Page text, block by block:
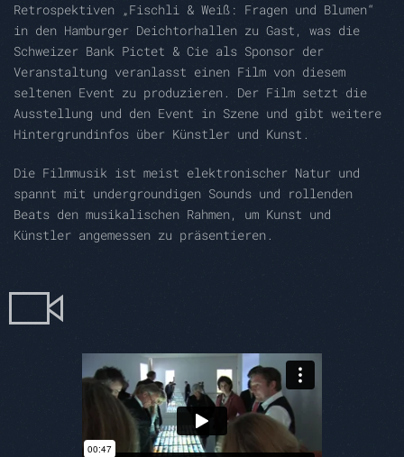
Retrospektiven „Fischli & Weiß: Fragen und Blumen“
in den Hamburger Deichtorhallen zu Gast, was die
Schweizer Bank Pictet & Cie als Sponsor der
Veranstaltung veranlasst einen Film von diesem
seltenen Event zu produzieren. Der Film setzt die
Ausstellung und den Event in Szene und gibt weitere
Hintergrundinfos über Künstler und Kunst.
Die Filmmusik ist meist elektronischer Natur und
spannt mit undergroundigen Sounds und rollenden
Beats den musikalischen Rahmen, um Kunst und
Künstler angemessen zu präsentieren.